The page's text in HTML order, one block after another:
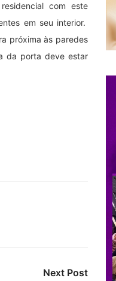
com este
em seu interior.
próxima às paredes
da porta deve estar
Next Post